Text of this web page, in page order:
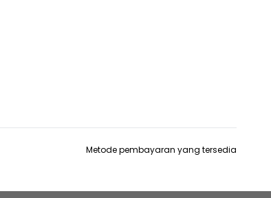
Metode pembayaran yang tersedia